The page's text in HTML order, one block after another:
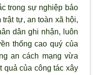
trong sự nghiệp bảo
tự, an toàn xã hội,
dân ghi nhận, luôn
thống cao quý của
an cách mạng vừa
quả của công tác xây